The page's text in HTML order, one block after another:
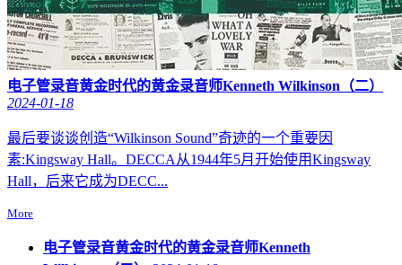
电子管录音黄金时代的黄金录音师Kenneth Wilkinson（二）
2024-01-18
最后要谈谈创造“Wilkinson Sound”奇迹的一个重要因
素:Kingsway Hall。DECCA从1944年5月开始使用Kingsway
Hall，后来它成为DECC...
More
电子管录音黄金时代的黄金录音师Kenneth